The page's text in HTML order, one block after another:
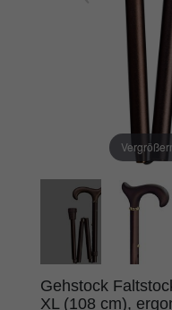
Gehstock
XL (108 cm),